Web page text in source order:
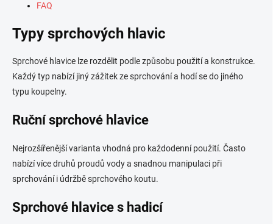
FAQ
Typy sprchových hlavic
Sprchové hlavice lze rozdělit podle způsobu použití a konstrukce.
Každý typ nabízí jiný zážitek ze sprchování a hodí se do jiného
typu koupelny.
Ruční sprchové hlavice
Nejrozšířenější varianta vhodná pro každodenní použití. Často
nabízí více druhů proudů vody a snadnou manipulaci při
sprchování i údržbě sprchového koutu.
Sprchové hlavice s hadicí